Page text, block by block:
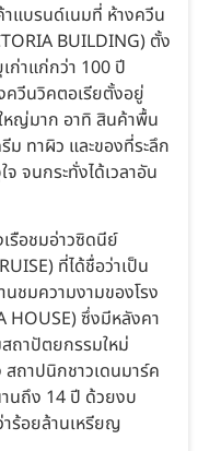
แบรนด์เนมที่ ห้างควีน
BUILDING) ตั้ง
ก่าแก่กว่า 100 ปี
วีนวิคตอเรียตั้งอยู่
หญ่มาก อาทิ สินค้าพื้น
ม ทาผิว และของที่ระลึก
จนกระทั่งได้เวลาอัน
รือชมอ่าวซิดนีย์
ที่ได้ชื่อว่าเป็น
ชมความงามของโรง
HOUSE) ซึ่งมีหลังคา
ถาปัตยกรรมใหม่
ถาปนิกชาวเดนมาร์ค
านถึง 14 ปี ด้วยงบ
ร้อยล้านเหรียญ